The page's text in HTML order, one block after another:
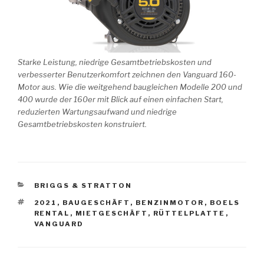
Starke Leistung, niedrige Gesamtbetriebskosten und
verbesserter Benutzerkomfort zeichnen den Vanguard 160-
Motor aus. Wie die weitgehend baugleichen Modelle 200 und
400 wurde der 160er mit Blick auf einen einfachen Start,
reduzierten Wartungsaufwand und niedrige
Gesamtbetriebskosten konstruiert.
KATEGORIEN
BRIGGS & STRATTON
SCHLAGWÖRTER
2021 , BAUGESCHÄFT , BENZINMOTOR , BOELS
RENTAL , MIETGESCHÄFT , RÜTTELPLATTE ,
VANGUARD